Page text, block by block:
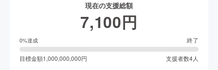
現在の支援総額
7,100円
0%達成 終了
目標金額1,000,000,000円 支援者数4人